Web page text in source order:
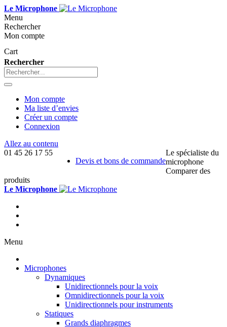
Le Microphone
Menu
Rechercher
Mon compte
Cart
Rechercher
Mon compte
Ma liste d’envies
Créer un compte
Connexion
Allez au contenu
01 45 26 17 55
Devis et bons de commande
Le spécialiste du
microphone
Comparer des
produits
Le Microphone
Menu
Microphones
Dynamiques
Unidirectionnels pour la voix
Omnidirectionnels pour la voix
Unidirectionnels pour instruments
Statiques
Grands diaphragmes